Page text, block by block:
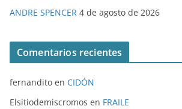
ANDRE SPENCER 4 de agosto de 2026
Comentarios recientes
fernandito en CIDÓN
Elsitiodemiscromos en FRAILE